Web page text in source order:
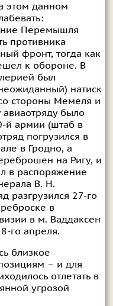
этом данном
Перемышля
противника
фронт, тогда как
к обороне. В
был
натиск
стороны Мемеля и
было
й армии (штаб в
погрузился в
в Гродно, а
на Ригу, и
в распоряжение
В. Н.
разгрузился 27-го
в
в м. Ваддаксен
го апреля.
близкое
– и для
отлетать в
угрозой